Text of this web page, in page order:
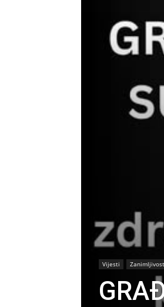
Vijesti